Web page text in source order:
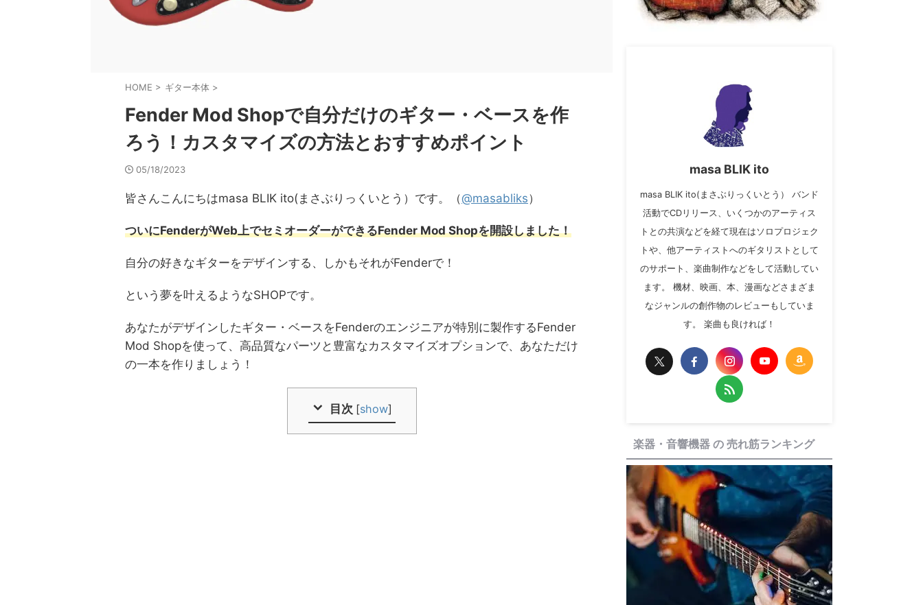
HOME > ギター本体 >
Fender Mod Shopで自分だけのギター・ベースを作
ろう！カスタマイズの方法とおすすめポイント
05/18/2023
皆さんこんにちはmasa BLIK ito(まさぶりっくいとう）です。（@masabliks）
ついにFenderがWeb上でセミオーダーができるFender Mod Shopを開設しました！
自分の好きなギターをデザインする、しかもそれがFenderで！
という夢を叶えるようなSHOPです。
あなたがデザインしたギター・ベースをFenderのエンジニアが特別に製作するFender
Mod Shopを使って、高品質なパーツと豊富なカスタマイズオプションで、あなただけ
の一本を作りましょう！
目次 [show]
masa BLIK ito
masa BLIK ito(まさぶりっくいとう） バンド
活動でCDリリース、いくつかのアーティス
トとの共演などを経て現在はソロプロジェク
トや、他アーティストへのギタリストとして
のサポート、楽曲制作などをして活動してい
ます。 機材、映画、本、漫画などさまざま
なジャンルの創作物のレビューもしていま
す。 楽曲も良ければ！
楽器・音響機器 の 売れ筋ランキング